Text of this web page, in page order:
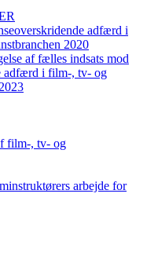
adfærd i
2020
af fælles indsats mod
adfærd i film-, tv- og
film-, tv- og
arbejde for